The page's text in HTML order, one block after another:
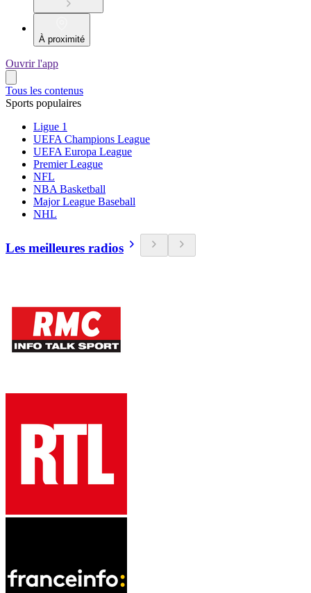
À proximité
Ouvrir l'app
Tous les contenus
Sports populaires
Ligue 1
UEFA Champions League
UEFA Europa League
Premier League
NFL
NBA Basketball
Major League Baseball
NHL
Les meilleures radios